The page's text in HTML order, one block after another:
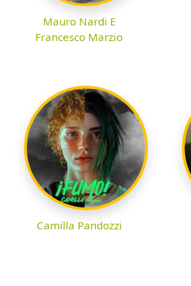
Mauro Nardi E
Francesco Marzio
Camilla Pandozzi